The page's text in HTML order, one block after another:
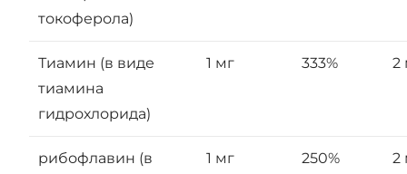
токоферола)
Тиамин (в виде
тиамина
гидрохлорида)
1 мг 333% 2
рибофлавин (в
1 мг 250% 2